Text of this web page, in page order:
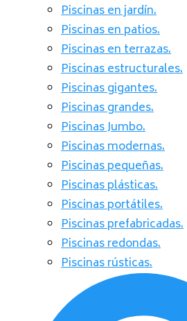
Piscinas en jardín.
Piscinas en patios.
Piscinas en terrazas.
Piscinas estructurales.
Piscinas gigantes.
Piscinas grandes.
Piscinas Jumbo.
Piscinas modernas.
Piscinas pequeñas.
Piscinas plásticas.
Piscinas portátiles.
Piscinas prefabricadas.
Piscinas redondas.
Piscinas rústicas.